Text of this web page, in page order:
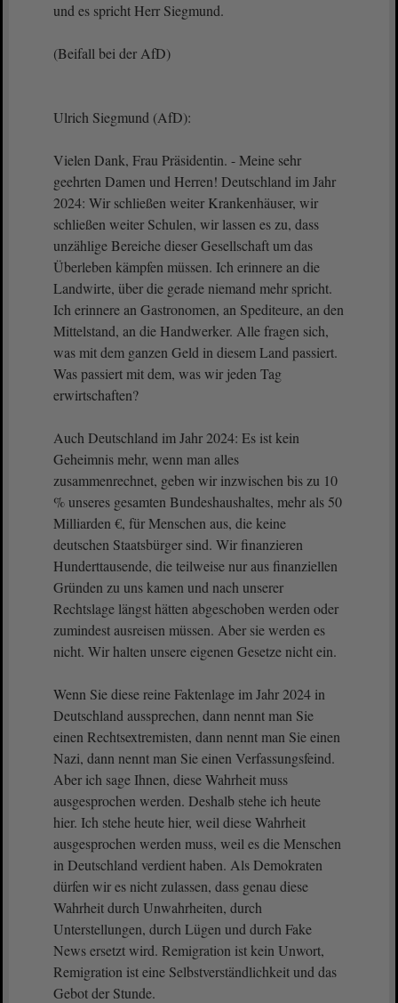
und es spricht Herr Siegmund.
(Beifall bei der AfD)
Ulrich Siegmund (AfD):
Vielen Dank, Frau Präsidentin. - Meine sehr
geehrten Damen und Herren! Deutschland im Jahr
2024: Wir schließen weiter Krankenhäuser, wir
schließen weiter Schulen, wir lassen es zu, dass
unzählige Bereiche dieser Gesellschaft um das
Überleben kämpfen müssen. Ich erinnere an die
Landwirte, über die gerade niemand mehr spricht.
Ich erinnere an Gastronomen, an Spediteure, an den
Mittelstand, an die Handwerker. Alle fragen sich,
was mit dem ganzen Geld in diesem Land passiert.
Was passiert mit dem, was wir jeden Tag
erwirtschaften?
Auch Deutschland im Jahr 2024: Es ist kein
Geheimnis mehr, wenn man alles
zusammenrechnet, geben wir inzwischen bis zu 10
% unseres gesamten Bundeshaushaltes, mehr als 50
Milliarden €, für Menschen aus, die keine
deutschen Staatsbürger sind. Wir finanzieren
Hunderttausende, die teilweise nur aus finanziellen
Gründen zu uns kamen und nach unserer
Rechtslage längst hätten abgeschoben werden oder
zumindest ausreisen müssen. Aber sie werden es
nicht. Wir halten unsere eigenen Gesetze nicht ein.
Wenn Sie diese reine Faktenlage im Jahr 2024 in
Deutschland aussprechen, dann nennt man Sie
einen Rechtsextremisten, dann nennt man Sie einen
Nazi, dann nennt man Sie einen Verfassungsfeind.
Aber ich sage Ihnen, diese Wahrheit muss
ausgesprochen werden. Deshalb stehe ich heute
hier. Ich stehe heute hier, weil diese Wahrheit
ausgesprochen werden muss, weil es die Menschen
in Deutschland verdient haben. Als Demokraten
dürfen wir es nicht zulassen, dass genau diese
Wahrheit durch Unwahrheiten, durch
Unterstellungen, durch Lügen und durch Fake
News ersetzt wird. Remigration ist kein Unwort,
Remigration ist eine Selbstverständlichkeit und das
Gebot der Stunde.